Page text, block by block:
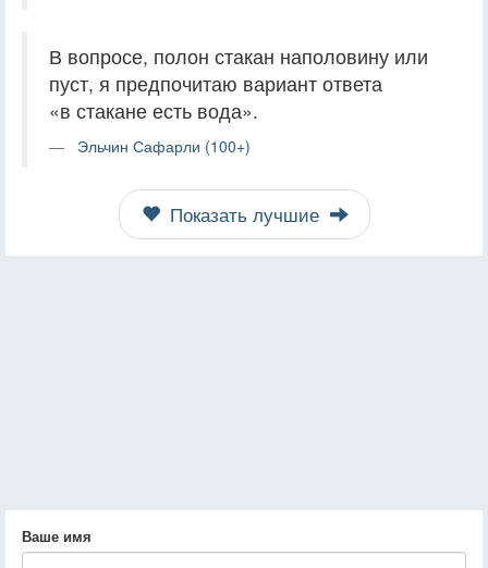
В вопросе, полон стакан наполовину или
пуст, я предпочитаю вариант ответа
«в стакане есть вода».
Эльчин Сафарли (100+)
Показать лучшие
Ваше имя